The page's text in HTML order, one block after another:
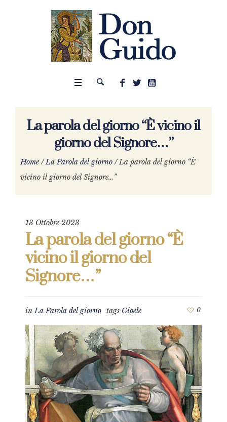
La parola del giorno “È vicino il
giorno del Signore…”
Home /La Parola del giorno /La parola del giorno “È
vicino il giorno del Signore…”
13 Ottobre 2023
La parola del giorno “È
vicino il giorno del
Signore…”
inLa Parola del giorno tags Gioele 0